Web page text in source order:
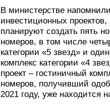
В министерстве
инвестиционных проектов,
планируют создать пять
номеров, в том числе
категории «5 звезд» и
комплекс категории «4
проект – гостиничный
номеров, получивший
2021 году, уже находится